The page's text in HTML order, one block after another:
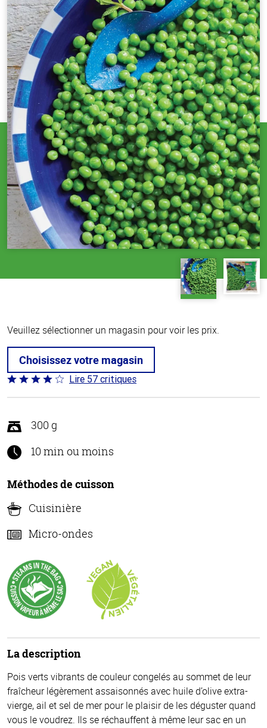
Veuillez sélectionner un magasin pour voir les prix.
Choisissez votre magasin
Coté
4.2 sur
Lire 57 critiques
300 g
10 min ou moins
Méthodes de cuisson
Cuisinière
Micro-ondes
La description
Pois verts vibrants de couleur congelés au sommet de leur
fraîcheur légèrement assaisonnés avec huile d’olive extra-
vierge, ail et sel de mer pour le plaisir de les déguster quand
vous le voudrez. Ils se réchauffent à même leur sac en un